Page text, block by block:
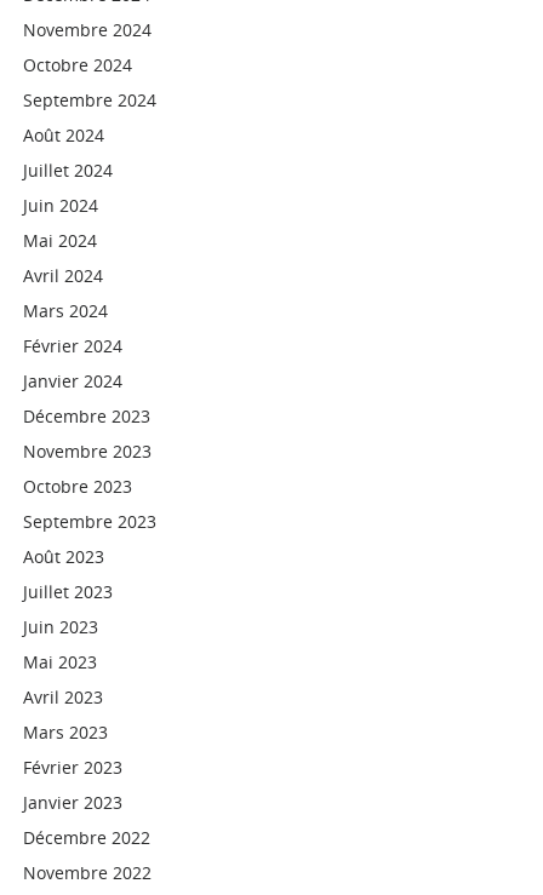
Novembre 2024
Octobre 2024
Septembre 2024
Août 2024
Juillet 2024
Juin 2024
Mai 2024
Avril 2024
Mars 2024
Février 2024
Janvier 2024
Décembre 2023
Novembre 2023
Octobre 2023
Septembre 2023
Août 2023
Juillet 2023
Juin 2023
Mai 2023
Avril 2023
Mars 2023
Février 2023
Janvier 2023
Décembre 2022
Novembre 2022